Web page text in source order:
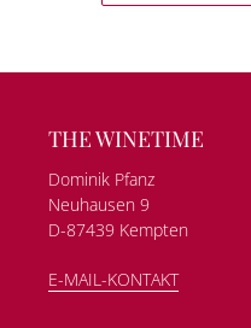
THE WINETIME
Dominik Pfanz
Neuhausen 9
D-87439 Kempten
E-MAIL-KONTAKT